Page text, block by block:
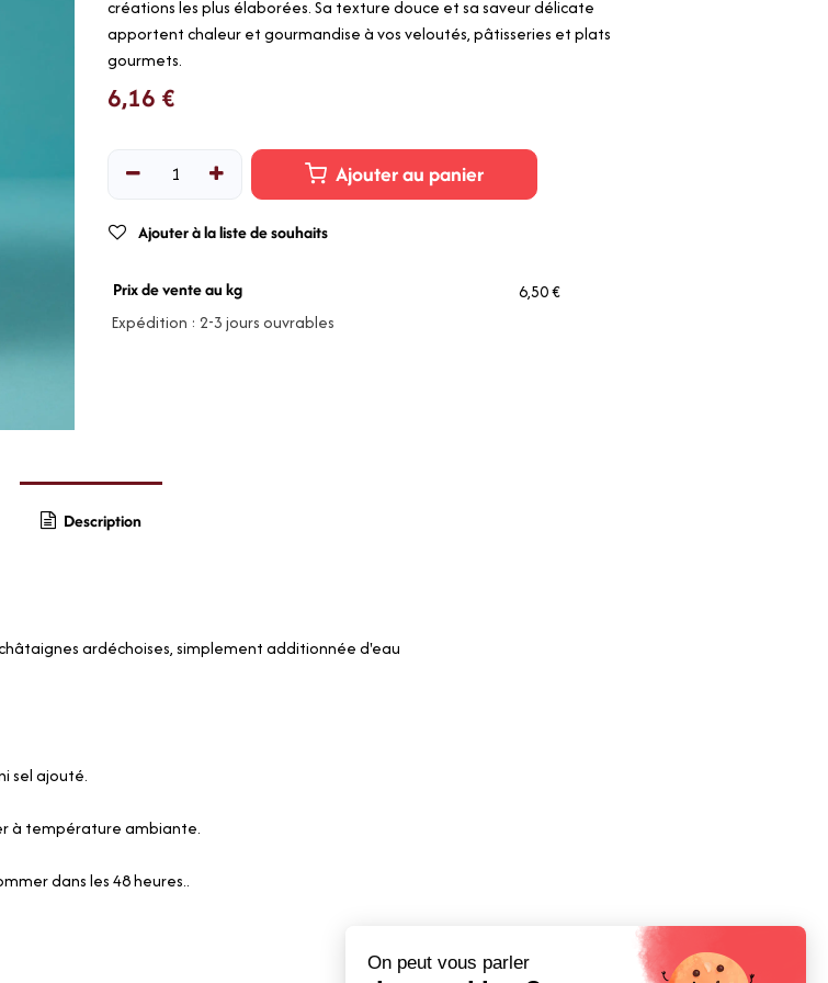
créations les plus élaborées. Sa texture douce et sa saveur délicate
apportent chaleur et gourmandise à vos veloutés, pâtisseries et plats
gourmets.
6,16 €
Ajouter au panier
Ajouter à la liste de souhaits
Prix de vente au kg
6,50 €
Expédition : 2-3 jours ouvrables
Description
ardéchoises, simplement additionnée d'eau
sel ajouté.
à température ambiante.
dans les 48 heures..